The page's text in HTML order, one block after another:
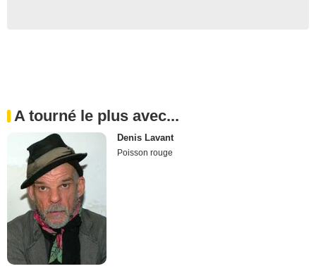
A tourné le plus avec...
Denis Lavant
Poisson rouge